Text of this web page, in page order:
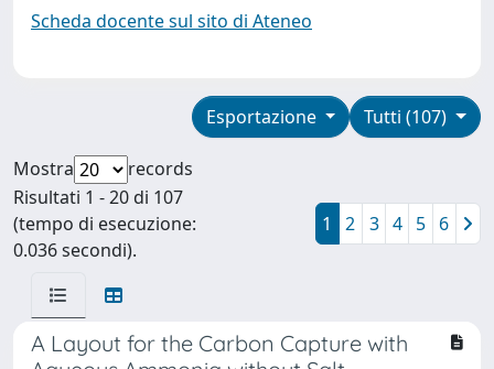
Scheda docente sul sito di Ateneo
Tutti (107)
Esportazione
Mostra
records
Risultati 1 - 20 di 107
(tempo di esecuzione:
0.036 secondi).
1 2 3 4 5 6
A Layout for the Carbon Capture with